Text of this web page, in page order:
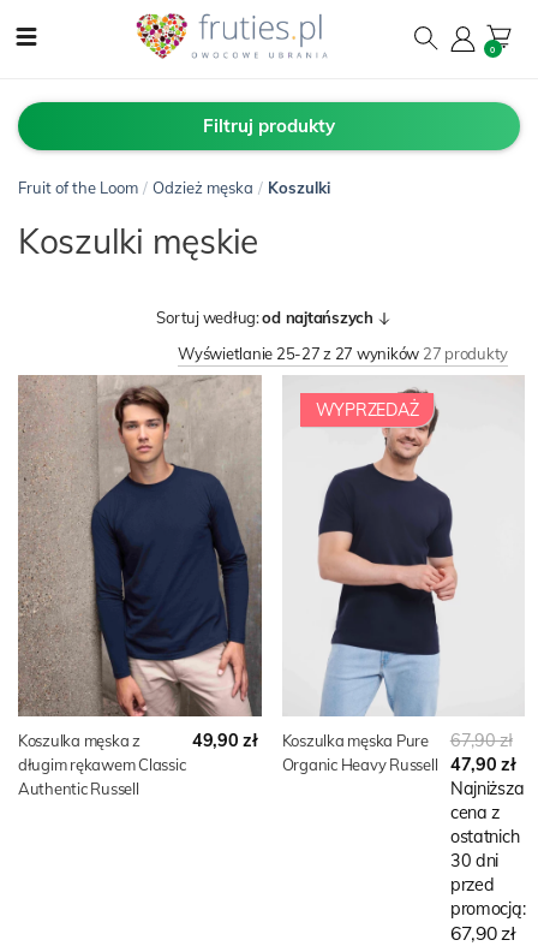
0
Filtruj produkty
Fruit of the Loom / Odzież męska / Koszulki
Koszulki męskie
Sortuj według:od najtańszych
Wyświetlanie 25-27 z 27 wyników 27 produkty
Koszulka męska z
długim rękawem Classic
Authentic Russell
49,90 zł
Koszulka męska Pure
Organic Heavy Russell
WYPRZEDAŻ
67,90 zł
47,90 zł
Najniższa
cena z
ostatnich
30 dni
przed
promocją:
67,90 zł